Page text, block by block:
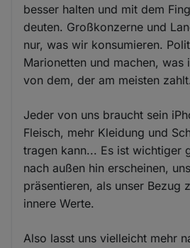
besser halten und mit dem
deuten. Großkonzerne und
nur, was wir konsumieren.
Marionetten und machen, was
von dem, der am meisten zahlt.
Jeder von uns braucht sein
Fleisch, mehr Kleidung und
tragen kann... Es ist wichtiger
nach außen hin erscheinen,
präsentieren, als unser Bezug
innere Werte.
Also lasst uns vielleicht mehr